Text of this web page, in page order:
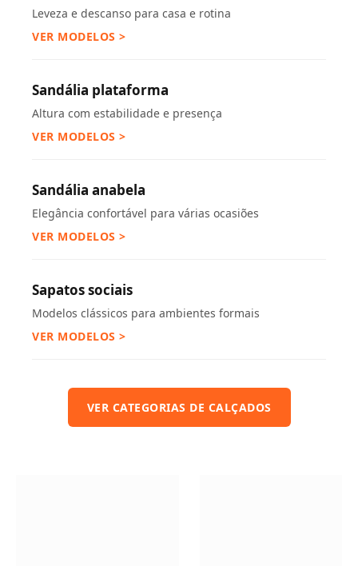
Leveza e descanso para casa e rotina
VER MODELOS >
Sandália plataforma
Altura com estabilidade e presença
VER MODELOS >
Sandália anabela
Elegância confortável para várias ocasiões
VER MODELOS >
Sapatos sociais
Modelos clássicos para ambientes formais
VER MODELOS >
VER CATEGORIAS DE CALÇADOS